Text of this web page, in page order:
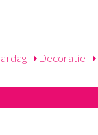
Decoratie